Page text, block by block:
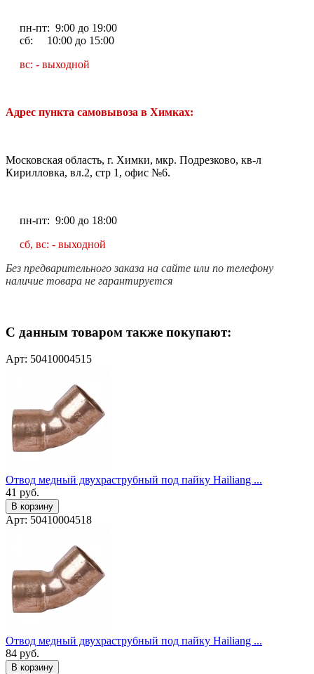
пн-пт: 9:00 до 19:00
сб: 10:00 до 15:00
вс: - выходной
Адрес пункта самовывоза в Химках:
Московская область, г. Химки, мкр. Подрезково, кв-л
Кирилловка, вл.2, стр 1, офис №6.
пн-пт: 9:00 до 18:00
сб, вс: - выходной
Без предварительного заказа на сайте или по телефону
наличие товара не гарантируется
С данным товаром также покупают:
Арт: 50410004515
Отвод медный двухраструбный под пайку Hailiang ...
41 руб.
В корзину
Арт: 50410004518
Отвод медный двухраструбный под пайку Hailiang ...
84 руб.
В корзину